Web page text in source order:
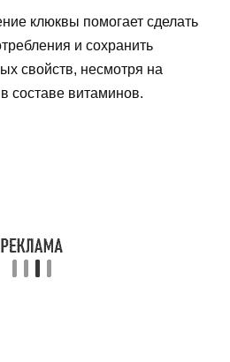
клюквы помогает сделать
и сохранить
свойств, несмотря на
составе витаминов.